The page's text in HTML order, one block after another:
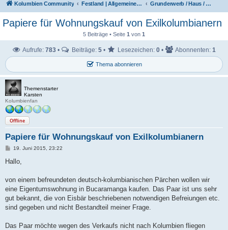
Kolumbien Community Festland | Allgemeine Fragen Grunderwerb / Haus / Wohnung / Finca / Lote
Papiere für Wohnungskauf von Exilkolumbianern
5 Beiträge • Seite 1 von 1
Thema abonnieren
Aufrufe: 783 • Beiträge: 5 • Lesezeichen: 0 • Abonnenten: 1
Themenstarter
Karsten
Kolumbienfan
Offline
Papiere für Wohnungskauf von Exilkolumbianern
B
i
a
19. Juni 2015, 23:22
Hallo,
von einem befreundeten deutsch-kolumbianischen Pärchen wollen wir
eine Eigentumswohnung in Bucaramanga kaufen. Das Paar ist uns sehr
gut bekannt, die von Eisbär beschriebenen notwendigen Befreiungen etc.
sind gegeben und nicht Bestandteil meiner Frage.
Das Paar möchte wegen des Verkaufs nicht nach Kolumbien fliegen